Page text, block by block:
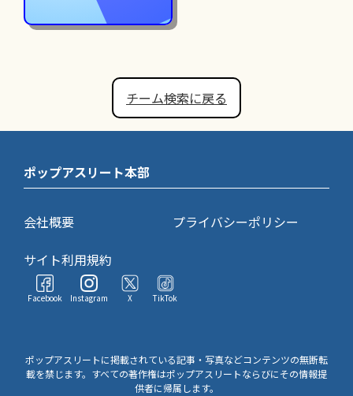
チーム検索に戻る
ポップアスリート本部
会社概要
プライバシーポリシー
サイト利用規約
Facebook Instagram X TikTok
ポップアスリートに掲載されている記事・写真などコンテンツの無断転
載を禁じます。すべての著作権はポップアスリートならびにその情報提
供者に帰属します。